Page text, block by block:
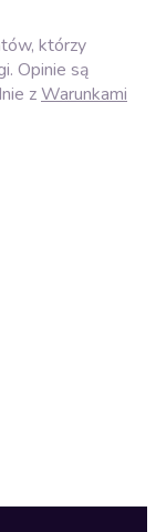
którzy
Opinie są
zWarunkami